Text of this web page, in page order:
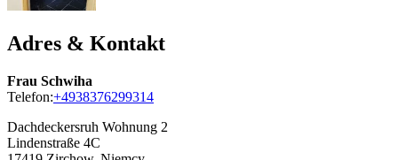
Adres & Kontakt
Frau Schwiha
Telefon:+4938376299314
Dachdeckersruh Wohnung 2
Lindenstraße 4C